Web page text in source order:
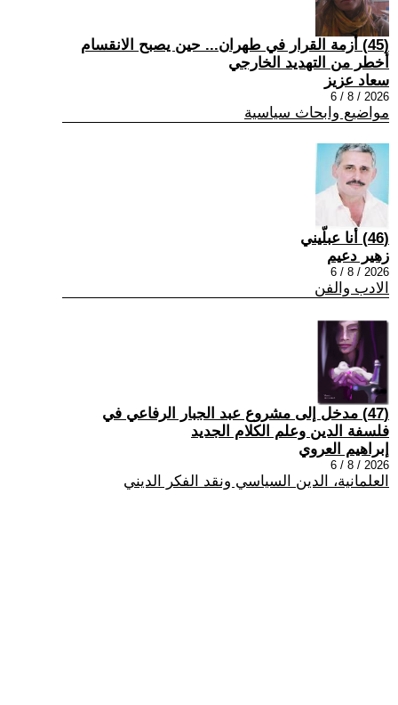
(45) أزمة القرار في طهران... حين يصبح الانقسام
أخطر من التهديد الخارجي
سعاد عزيز
2026 / 8 / 6
مواضيع وابحاث سياسية
(46) أنا عبلّيني
زهير دعيم
2026 / 8 / 6
الادب والفن
(47) مدخل إلى مشروع عبد الجبار الرفاعي في
فلسفة الدين وعلم الكلام الجديد
إبراهيم العروي
2026 / 8 / 6
العلمانية، الدين السياسي ونقد الفكر الديني